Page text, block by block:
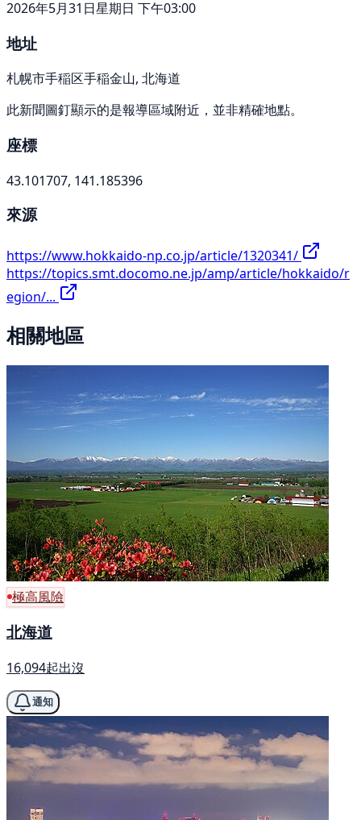
2026年5月31日星期日 下午03:00
地址
札幌市手稲区手稲金山, 北海道
此新聞圖釘顯示的是報導區域附近，並非精確地點。
座標
43.101707, 141.185396
來源
https://www.hokkaido-np.co.jp/article/1320341/
https://topics.smt.docomo.ne.jp/amp/article/hokkaido/r
egion/...
相關地區
極高風險
北海道
16,094起出沒
通知